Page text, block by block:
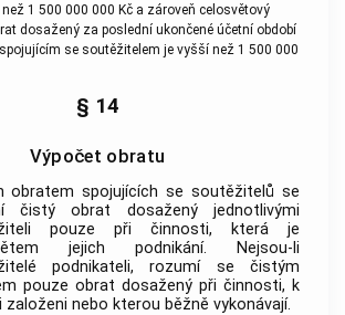
1 500 000 000 Kč a zároveň celosvětový
dosažený za poslední ukončené účetní období
se soutěžitelem je vyšší než 1 500 000
§ 14
Výpočet obratu
obratem spojujících sesoutěžitelů se
čistý obrat dosažený jednotlivými
pouze při činnosti, která je
jejich podnikání. Nejsou-li
podnikateli, rozumí se čistým
pouze obrat dosažený při činnosti, k
založeni nebo kterou běžně vykonávají.